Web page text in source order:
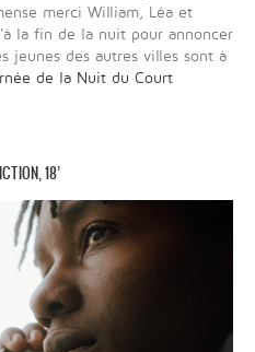
merci William, Léa et
la fin de la nuit pour annoncer
jeunes des autres villes sont à
de la Nuit du Court
18’